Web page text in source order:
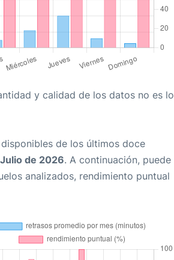
y calidad de los datos no es lo
de los últimos doce
de 2026. A continuación, puede
analizados, rendimiento puntual